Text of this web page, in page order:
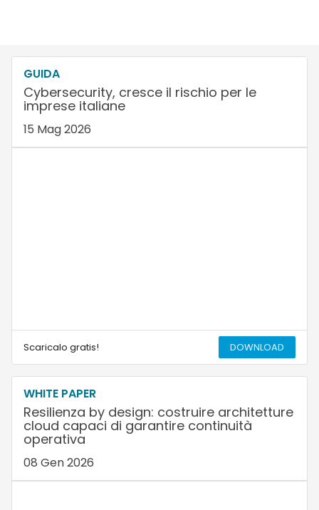
GUIDA
Cybersecurity, cresce il rischio per le
imprese italiane
15 Mag 2026
Scaricalo gratis! DOWNLOAD
WHITE PAPER
Resilienza by design: costruire architetture
cloud capaci di garantire continuità
operativa
08 Gen 2026